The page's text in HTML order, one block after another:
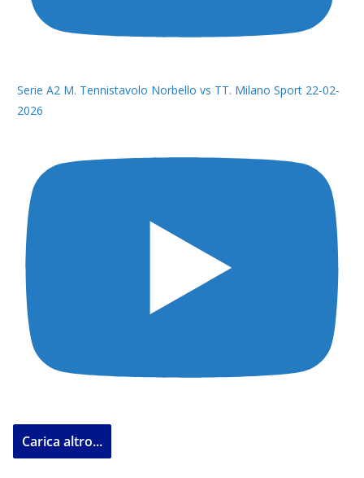
Serie A2 M. Tennistavolo Norbello vs TT. Milano Sport 22-02-
2026
Carica altro...